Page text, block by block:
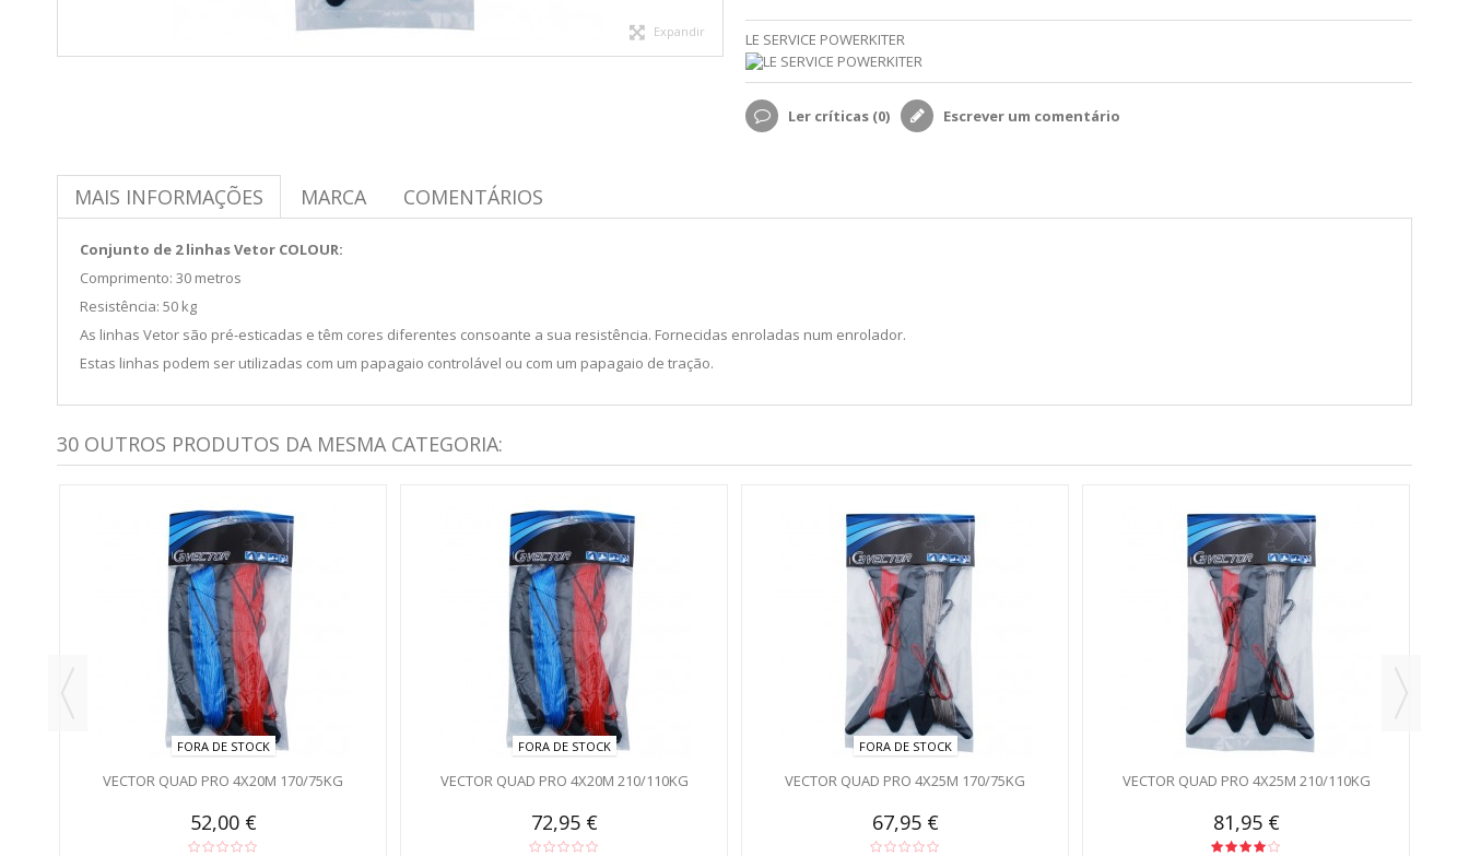
Expandir LE SERVICE POWERKITER
Ler críticas (0) Escrever um comentário
MAIS INFORMAÇÕES MARCA COMENTÁRIOS
Conjunto de 2 linhas Vetor COLOUR:
Comprimento: 30 metros
Resistência: 50 kg
As linhas Vetor são pré-esticadas e têm cores diferentes consoante a sua resistência. Fornecidas enroladas num enrolador.
Estas linhas podem ser utilizadas com um papagaio controlável ou com um papagaio de tração.
30 OUTROS PRODUTOS DA MESMA CATEGORIA:
FORA DE STOCK
VECTOR QUAD PRO 4X20M 170/75KG
52,00 €
FORA DE STOCK
VECTOR QUAD PRO 4X20M 210/110KG
72,95 €
FORA DE STOCK
VECTOR QUAD PRO 4X25M 170/75KG
67,95 €
VECTOR QUAD PRO 4X25M 210/110KG
81,95 €